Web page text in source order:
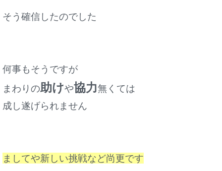
そう確信したのでした
何事もそうですが
まわりの助けや協力無くては
成し遂げられません
ましてや新しい挑戦など尚更です